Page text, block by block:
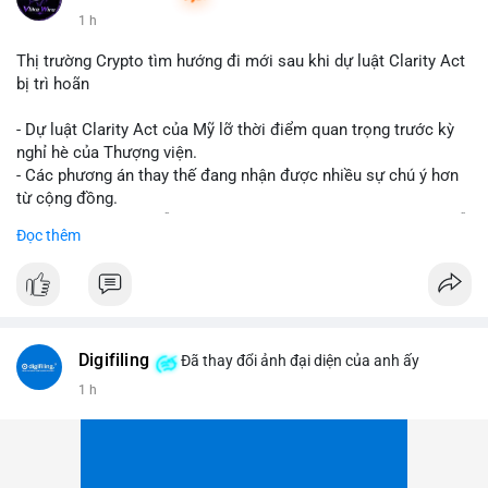
1 h
Thị trường Crypto tìm hướng đi mới sau khi dự luật Clarity Act
bị trì hoãn
- Dự luật Clarity Act của Mỹ lỡ thời điểm quan trọng trước kỳ
nghỉ hè của Thượng viện.
- Các phương án thay thế đang nhận được nhiều sự chú ý hơn
từ cộng đồng.
về pháp lý.
#binancesquare
#vlikevn #titanbot
Đọc thêm
Digifiling Đã thay đổi ảnh đại diện của anh ấy
1 h